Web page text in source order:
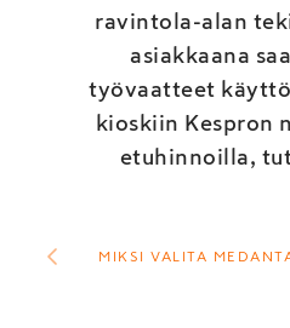
ravintola-alan
asiakkaana
työvaatteet
kioskiin Kespron
etuhinnoilla,
MIKSI VALITA